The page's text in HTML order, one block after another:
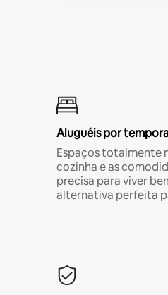
Aluguéis por
Espaços totalmente
cozinha e as
precisa para viver
alternativa perfeita